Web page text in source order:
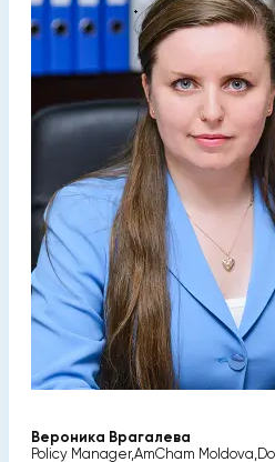
Вероника Врагалева
Policy Manager,AmCham